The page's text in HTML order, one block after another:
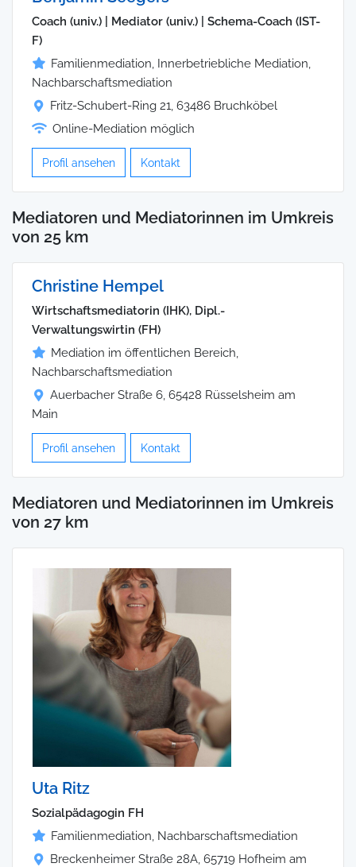
Coach (univ.) | Mediator (univ.) | Schema-Coach (IST-
F)
Familienmediation, Innerbetriebliche Mediation,
Nachbarschaftsmediation
Fritz-Schubert-Ring 21, 63486 Bruchköbel
Online-Mediation möglich
Profil ansehen Kontakt
Mediatoren und Mediatorinnen im Umkreis
von 25 km
Christine Hempel
Wirtschaftsmediatorin (IHK), Dipl.-
Verwaltungswirtin (FH)
Mediation im öffentlichen Bereich,
Nachbarschaftsmediation
Auerbacher Straße 6, 65428 Rüsselsheim am
Main
Profil ansehen Kontakt
Mediatoren und Mediatorinnen im Umkreis
von 27 km
Uta Ritz
Sozialpädagogin FH
Familienmediation, Nachbarschaftsmediation
Breckenheimer Straße 28A, 65719 Hofheim am